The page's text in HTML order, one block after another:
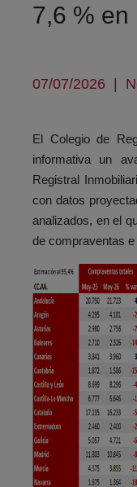
7,6 % en
07/07/2026 |
El Colegio de
informativa un
Registral
con datos
analizados, en el
de compraventas